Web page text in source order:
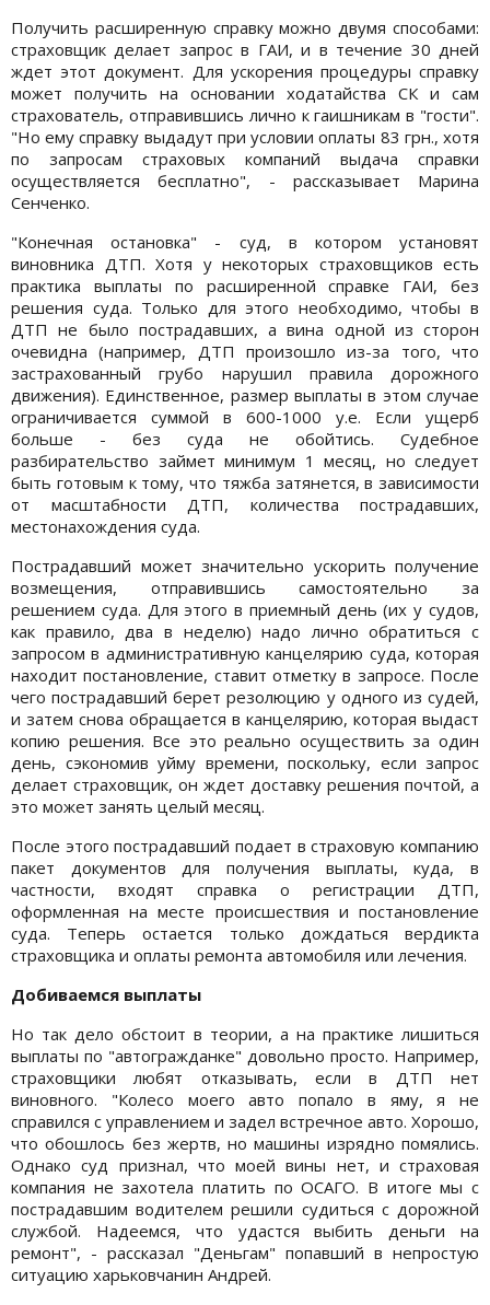
Получить расширенную справку можно двумя способами:
страховщик делает запрос в ГАИ, и в течение 30 дней
ждет этот документ. Для ускорения процедуры справку
может получить на основании ходатайства СК и сам
страхователь, отправившись лично к гаишникам в "гости".
"Но ему справку выдадут при условии оплаты 83 грн., хотя
по запросам страховых компаний выдача справки
осуществляется бесплатно", - рассказывает Марина
Сенченко.
"Конечная остановка" - суд, в котором установят
виновника ДТП. Хотя у некоторых страховщиков есть
практика выплаты по расширенной справке ГАИ, без
решения суда. Только для этого необходимо, чтобы в
ДТП не было пострадавших, а вина одной из сторон
очевидна (например, ДТП произошло из-за того, что
застрахованный грубо нарушил правила дорожного
движения). Единственное, размер выплаты в этом случае
ограничивается суммой в 600-1000 у.е. Если ущерб
больше - без суда не обойтись. Судебное
разбирательство займет минимум 1 месяц, но следует
быть готовым к тому, что тяжба затянется, в зависимости
от масштабности ДТП, количества пострадавших,
местонахождения суда.
Пострадавший может значительно ускорить получение
возмещения, отправившись самостоятельно за
решением суда. Для этого в приемный день (их у судов,
как правило, два в неделю) надо лично обратиться с
запросом в административную канцелярию суда, которая
находит постановление, ставит отметку в запросе. После
чего пострадавший берет резолюцию у одного из судей,
и затем снова обращается в канцелярию, которая выдаст
копию решения. Все это реально осуществить за один
день, сэкономив уйму времени, поскольку, если запрос
делает страховщик, он ждет доставку решения почтой, а
это может занять целый месяц.
После этого пострадавший подает в страховую компанию
пакет документов для получения выплаты, куда, в
частности, входят справка о регистрации ДТП,
оформленная на месте происшествия и постановление
суда. Теперь остается только дождаться вердикта
страховщика и оплаты ремонта автомобиля или лечения.
Добиваемся выплаты
Но так дело обстоит в теории, а на практике лишиться
выплаты по "автогражданке" довольно просто. Например,
страховщики любят отказывать, если в ДТП нет
виновного. "Колесо моего авто попало в яму, я не
справился с управлением и задел встречное авто. Хорошо,
что обошлось без жертв, но машины изрядно помялись.
Однако суд признал, что моей вины нет, и страховая
компания не захотела платить по ОСАГО. В итоге мы с
пострадавшим водителем решили судиться с дорожной
службой. Надеемся, что удастся выбить деньги на
ремонт", - рассказал "Деньгам" попавший в непростую
ситуацию харьковчанин Андрей.